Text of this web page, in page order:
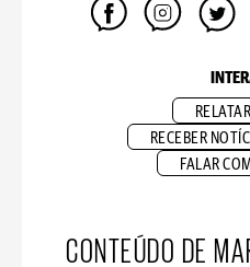
RECEBER
FALAR
CONTEÚDO DE